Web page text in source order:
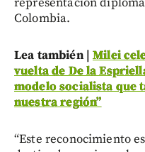
Colombia.
Lea también |Milei
vuelta de De la
modelo socialista que
nuestra región”
“Este reconocimiento